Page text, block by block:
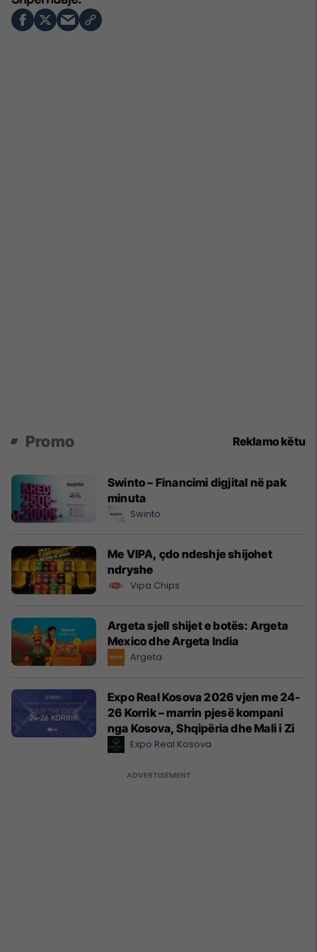
Promo Reklamo këtu
Swinto – Financimi digjital në pak
minuta
Swinto
Me VIPA, çdo ndeshje shijohet
ndryshe
Vipa Chips
Argeta sjell shijet e botës: Argeta
Mexico dhe Argeta India
Argeta
Expo Real Kosova 2026 vjen me 24-
26 Korrik – marrin pjesë kompani
nga Kosova, Shqipëria dhe Mali i Zi
Expo Real Kosova